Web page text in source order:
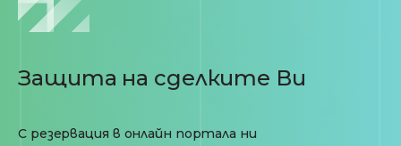
Защита на сделките Ви
С резервация в онлайн портала ни